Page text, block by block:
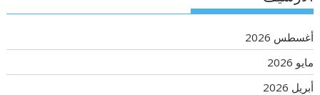
أغسطس 2026
مايو 2026
أبريل 2026